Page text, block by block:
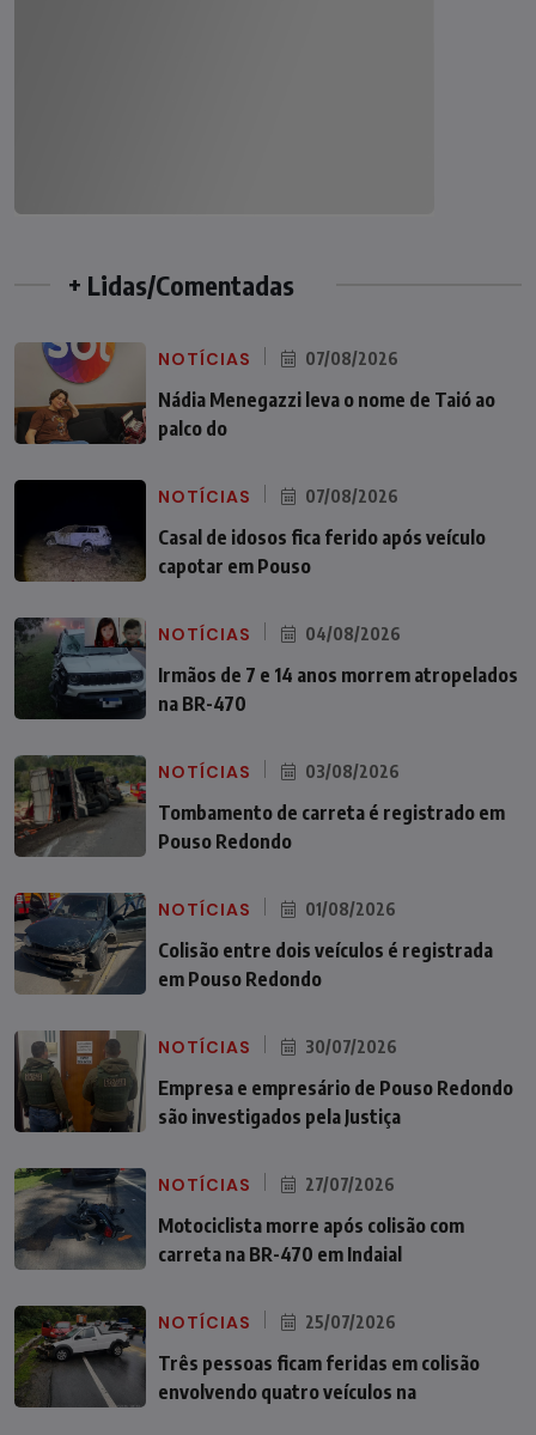
+ Lidas/Comentadas
NOTÍCIAS 07/08/2026
Nádia Menegazzi leva o nome de Taió ao
palco do
NOTÍCIAS 07/08/2026
Casal de idosos fica ferido após veículo
capotar em Pouso
NOTÍCIAS 04/08/2026
Irmãos de 7 e 14 anos morrem atropelados
na BR-470
NOTÍCIAS 03/08/2026
Tombamento de carreta é registrado em
Pouso Redondo
NOTÍCIAS 01/08/2026
Colisão entre dois veículos é registrada
em Pouso Redondo
NOTÍCIAS 30/07/2026
Empresa e empresário de Pouso Redondo
são investigados pela Justiça
NOTÍCIAS 27/07/2026
Motociclista morre após colisão com
carreta na BR-470 em Indaial
NOTÍCIAS 25/07/2026
Três pessoas ficam feridas em colisão
envolvendo quatro veículos na